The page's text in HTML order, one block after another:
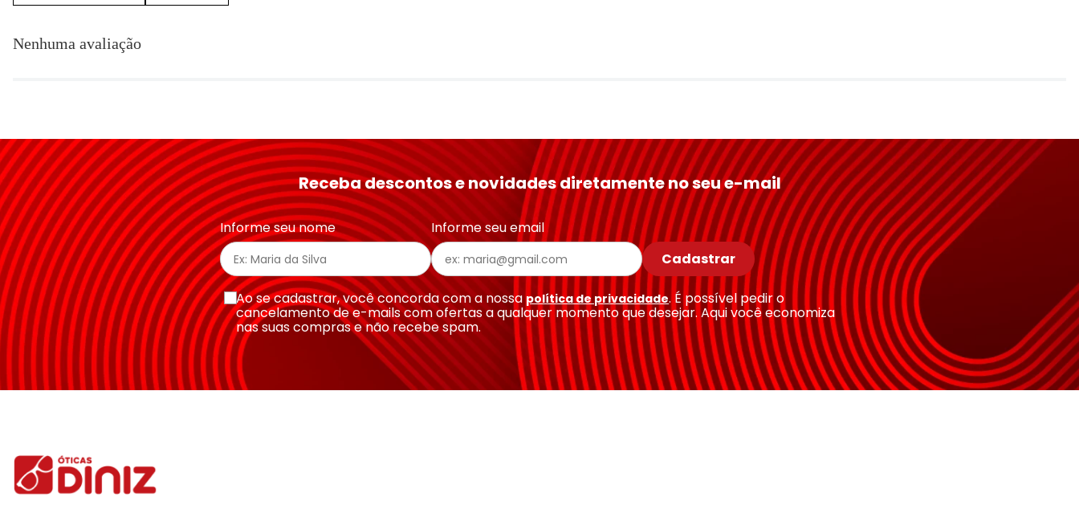
Título
★★★★★
Seu nome
Endereço de email
Escreva uma avaliação
Nenhuma avaliação
Receba descontos e novidades diretamente no seu e-mail
Informe seu nome
Informe seu email
Cadastrar
Ao se cadastrar, você concorda com a nossa política de privacidade. É possível pedir o
cancelamento de e-mails com ofertas a qualquer momento que desejar. Aqui você economiza
nas suas compras e não recebe spam.